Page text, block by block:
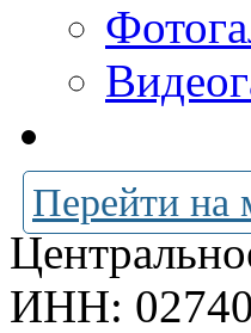
Перейти на
ИНН: